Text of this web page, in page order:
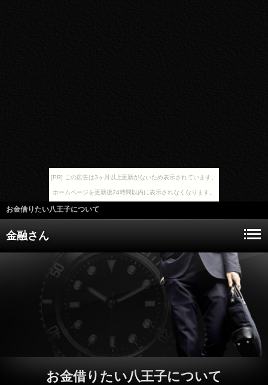
[PR] この広告は3ヶ月以上更新がないため表示されています。
ホームページを更新後24時間以内に表示されなくなります。
お金借りたい八王子について
金融さん
お金借りたい八王子について